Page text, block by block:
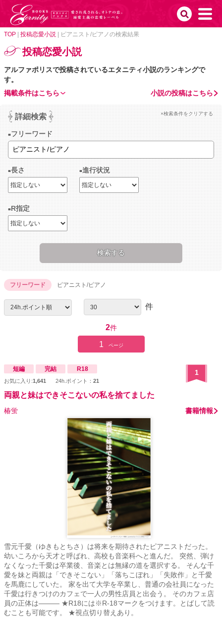
TOP 投稿恋愛小説 ピアニスト/ピアノの検索結果
投稿恋愛小説
アルファポリスで投稿されているエタニティ小説のランキングで
す。
小説の投稿はこちら
掲載条件はこちら
詳細検索 ×検索条件をクリアする
フリーワード
長さ 進行状況
R指定
フリーワード ピアニスト/ピアノ
件
2件
1 ページ
短編 完結 R18
お気に入り:1,641 24h.ポイント： 21
1
両親と妹はできそこないの私を捨てました
椿蛍 書籍情報
雪元千愛（ゆきもとちさ）は将来を期待されたピアニストだった。
幼いころから天才と呼ばれ、高校も音楽科へと進んだ。 突然、弾け
なくなった千愛は卒業後、音楽とは無縁の道を選択する。 そんな千
愛を妹と両親は「できそこない」「落ちこぼれ」「失敗作」と千愛
を馬鹿にしていた。 家を出て大学を卒業し、普通の会社員になった
千愛は行きつけのカフェで一人の男性店員と出会う。 そのカフェ店
員の正体は――― ★R18には※R-18マークをつけます。とばして読
むことも可能です。 ★視点切り替えあり。